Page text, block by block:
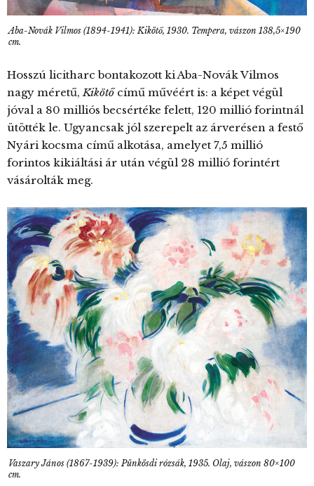
Aba-Novák Vilmos (1894-1941): Kikötő, 1930. Tempera, vászon 138,5×190
cm.
Hosszú licitharc bontakozott ki Aba-Novák Vilmos
nagy méretű,Kikötőcímű művéért is: a képet végül
jóval a 80 milliós becsértéke felett, 120 millió forintnál
ütötték le. Ugyancsak jól szerepelt az árverésen a festő
Nyári kocsma című alkotása, amelyet 7,5 millió
forintos kikiáltási ár után végül 28 millió forintért
vásárolták meg.
Vaszary János (1867-1939): Pünkösdi rózsák, 1935. Olaj, vászon 80×100
cm.